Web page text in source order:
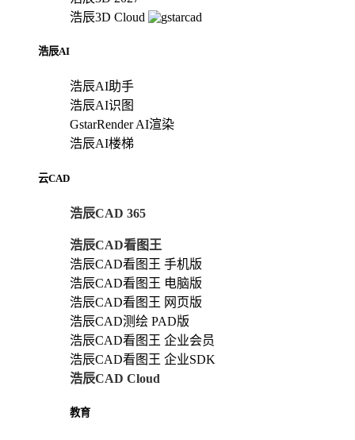
浩辰3D Cloud
浩辰AI
浩辰AI助手
浩辰AI识图
GstarRender AI渲染
浩辰AI楼梯
云CAD
浩辰CAD 365
浩辰CAD看图王
浩辰CAD看图王 手机版
浩辰CAD看图王 电脑版
浩辰CAD看图王 网页版
浩辰CAD测绘 PAD版
浩辰CAD看图王 企业会员
浩辰CAD看图王 企业SDK
浩辰CAD Cloud
教育